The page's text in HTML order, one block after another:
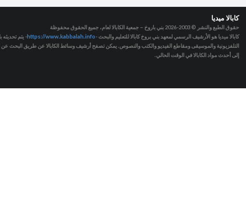
كابالا ميديا
حقوق الطبع والنشر © 2003-2026
بني باروخ – جمعية الكابالا لعام، جميع الحقوق محفوظة
كابالا ميديا هو الأرشيف الرسمي لمعهد بني بروخ كابالا للتعليم والبحث -https://www.kabbalah.info- يتم تحديثه
التلفزيونية والموسيقى ومقاطع الفيديو والكتب والنصوص. يمكن تصفح أرشيف وسائط الكابالا عن طريق البحث عن
إلى أحدث مواد الكابالا في الوقت الحالي.